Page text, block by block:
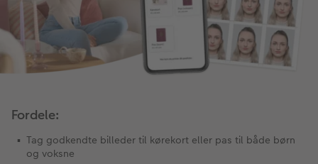
Bestillingsmuligheder
CEWE FOTOBOG Color pop
Panoramaside
Tilbehør
Billedboks
Forstørrelse på fotopapir
Tilbehør
Billede på skumplade
Billede på aluminiumsplade
Galleritryk
Billede på træ
Klistermærker
Tekstiler
Skole og kontor
Art prints
Design selv
Postkort
Ugeplan på akrylglas
Valgmuligheder
Gaveindpakning
Fordele:
Tag godkendte billeder til kørekort eller pas til både børn
og voksne